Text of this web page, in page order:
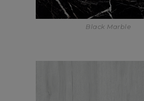
Black Marble